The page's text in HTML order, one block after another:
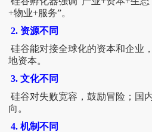
+物业+服务”。
2. 资源不同
硅谷能对接全球化的资本和企业
地资本。
3. 文化不同
硅谷对失败宽容，鼓励冒险；国
向。
4. 机制不同